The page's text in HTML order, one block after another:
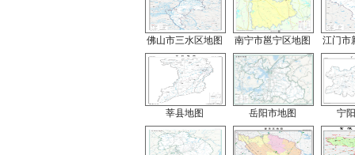
佛山市三水区地图 南宁市邕宁区地图 江门市
莘县地图 岳阳市地图 宁